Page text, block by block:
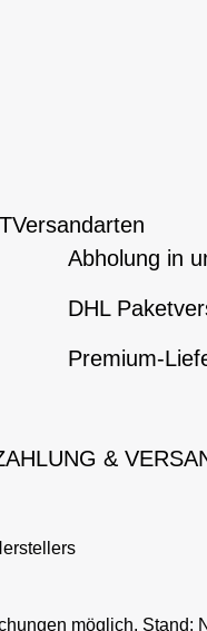
Versandarten
Abholung in
DHL
Premium-
&
möglich. Stand: